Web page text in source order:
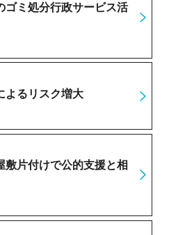
ゴミ処分行政サービス活
よるリスク増大
敷片付けで公的支援と相